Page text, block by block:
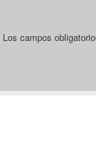
Los campos